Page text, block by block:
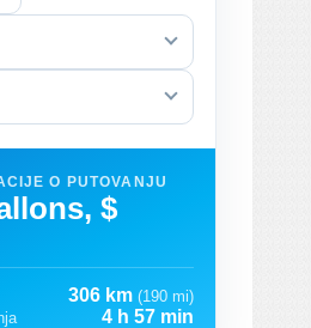
O PUTOVANJU
$
306 km (190 mi)
4 h 57 min